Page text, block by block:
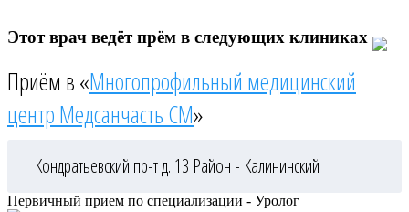
Этот врач ведёт прём в следующих клиниках
Приём в «Многопрофильный медицинский
центр Медсанчасть СМ»
Кондратьевский пр-т д. 13 Район - Калининский
Первичный прием по специализации - Уролог